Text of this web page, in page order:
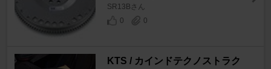
SR13Bさん
0
0
KTS / カインドテクノストラク